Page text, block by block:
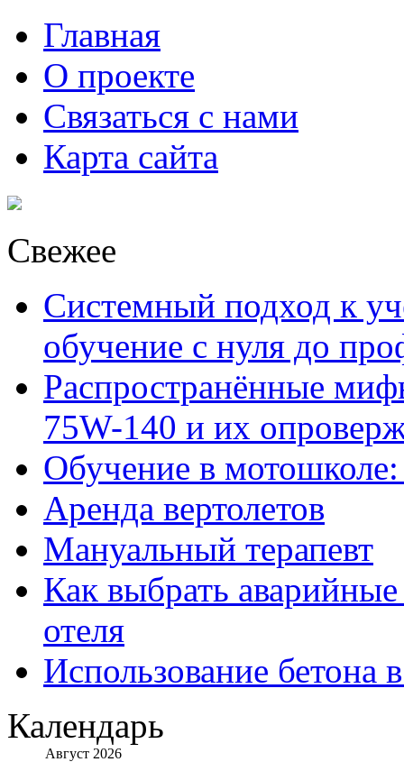
Главная
О проекте
Связаться с нами
Карта сайта
Свежее
Системный подход к
обучение с нуля до
Распространённые
75W-140 и их
Обучение в
Аренда вертолетов
Мануальный терапевт
Как выбрать
отеля
Использование бетона
Календарь
Август 2026